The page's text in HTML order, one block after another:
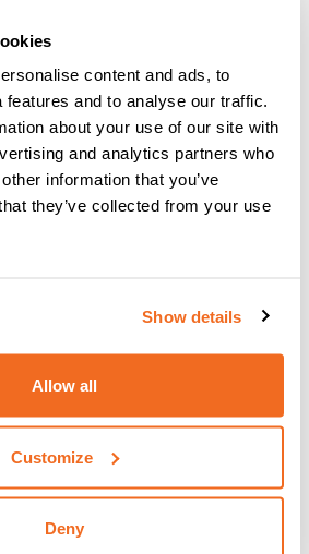
content and ads, to
features and to analyse our traffic.
about your use of our site with
and analytics partners who
information that you’ve
they’ve collected from your use
Show details
Allow all
Customize
Deny